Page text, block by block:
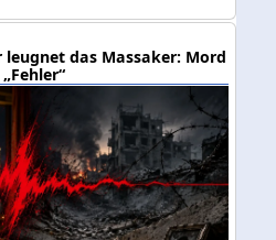
das Massaker: Mord